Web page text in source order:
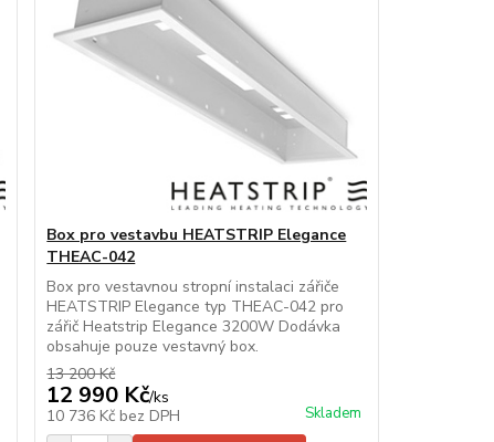
Box pro vestavbu HEATSTRIP Elegance
THEAC-042
Box pro vestavnou stropní instalaci zářiče
HEATSTRIP Elegance typ THEAC-042 pro
zářič Heatstrip Elegance 3200W Dodávka
obsahuje pouze vestavný box.
13 200 Kč
12 990 Kč/ks
10 736 Kč bez DPH Skladem